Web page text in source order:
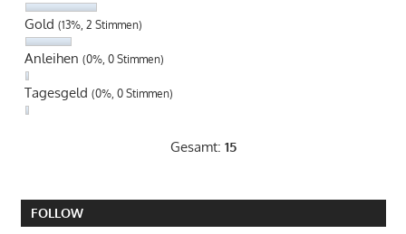
Gold (13%, 2 Stimmen)
Anleihen (0%, 0 Stimmen)
Tagesgeld (0%, 0 Stimmen)
Gesamt: 15
FOLLOW